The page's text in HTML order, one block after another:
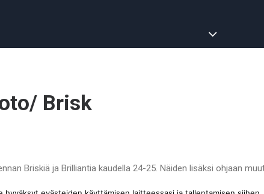
Brisk
Briskiä ja Brilliantia kaudella 24-25. Näiden lisäksi ohjaan